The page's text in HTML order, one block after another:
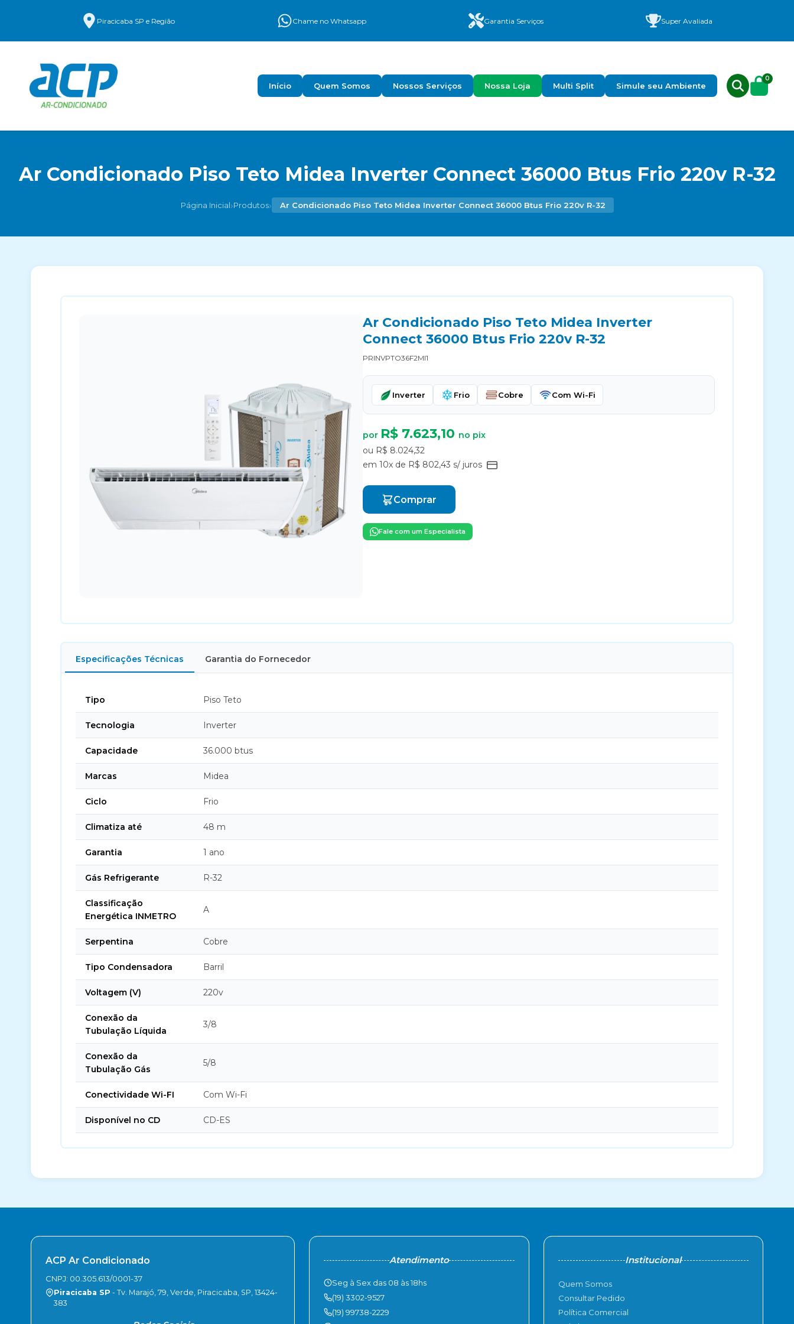
Piracicaba SP e Região Chame no Whatsapp Garantia Serviços Super Avaliada
Início Quem Somos Nossos Serviços Nossa Loja Multi Split Simule seu Ambiente
0
Ar Condicionado Piso Teto Midea Inverter Connect 36000 Btus Frio 220v R-32
Página Inicial›Produtos› Ar Condicionado Piso Teto Midea Inverter Connect 36000 Btus Frio 220v R-32
Ar Condicionado Piso Teto Midea Inverter
Connect 36000 Btus Frio 220v R-32
PRINVPTO36F2MI1
Inverter Frio Cobre Com Wi-Fi
por R$ 7.623,10 no pix
ou R$ 8.024,32
em 10x de R$ 802,43 s/ juros
Comprar
Fale com um Especialista
Especificações Técnicas Garantia do Fornecedor
Tipo Piso Teto
Tecnologia Inverter
Capacidade 36.000 btus
Marcas Midea
Ciclo Frio
Climatiza até 48 m
Garantia 1 ano
Gás Refrigerante R-32
Classificação
Energética INMETRO
A
Serpentina Cobre
Tipo Condensadora Barril
Voltagem (V) 220v
Conexão da
Tubulação Líquida
3/8
Conexão da
Tubulação Gás
5/8
Conectividade Wi-FI Com Wi-Fi
Disponível no CD CD-ES
ACP Ar Condicionado
CNPJ: 00.305.613/0001-37
Piracicaba SP - Tv. Marajó, 79, Verde, Piracicaba, SP, 13424-
383
Atendimento
Seg à Sex das 08 às 18hs
(19) 3302-9527
(19) 99738-2229
Institucional
Quem Somos
Consultar Pedido
Política Comercial